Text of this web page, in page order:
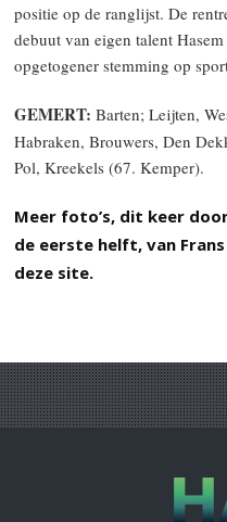
positie op de ranglijst. De
debuut van eigen talent
opgetogener stemming op
GEMERT: Barten; Leijten,
Habraken, Brouwers, Den
Pol, Kreekels (67. Kemper).
Meer foto’s, dit keer
de eerste helft, van
deze site.